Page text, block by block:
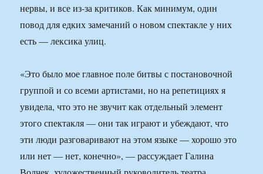
нервы, и все из-за критиков. Как минимум, один
повод для едких замечаний о новом спектакле у них
есть — лексика улиц.
«Это было мое главное поле битвы с постановочной
группой и со всеми артистами, но на репетициях я
увидела, что это не звучит как отдельный элемент
этого спектакля — они так играют и убеждают, что
эти люди разговаривают на этом языке — хорошо это
или нет — нет, конечно», — рассуждает Галина